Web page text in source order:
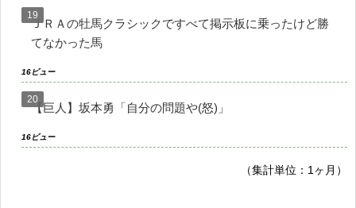
ＪＲＡの牡馬クラシックですべて掲示板に乗ったけど勝
てなかった馬
16ビュー
【巨人】坂本勇「自分の問題や(怒)」
16ビュー
（集計単位：1ヶ月）